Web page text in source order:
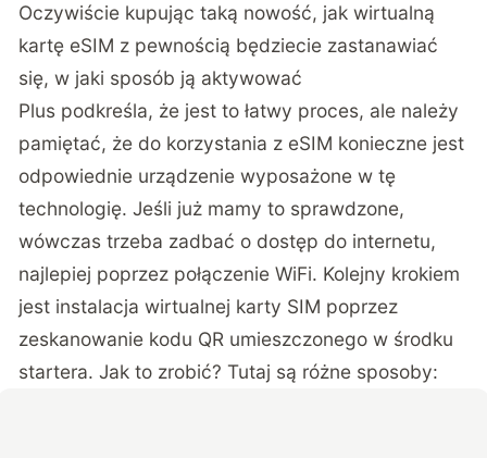
Oczywiście kupując taką nowość, jak wirtualną
kartę eSIM z pewnością będziecie zastanawiać
się, w jaki sposób ją aktywować
Plus podkreśla, że jest to łatwy proces, ale należy
pamiętać, że do korzystania z eSIM konieczne jest
odpowiednie urządzenie wyposażone w tę
technologię. Jeśli już mamy to sprawdzone,
wówczas trzeba zadbać o dostęp do internetu,
najlepiej poprzez połączenie WiFi. Kolejny krokiem
jest instalacja wirtualnej karty SIM poprzez
zeskanowanie kodu QR umieszczonego w środku
startera. Jak to zrobić? Tutaj są różne sposoby: